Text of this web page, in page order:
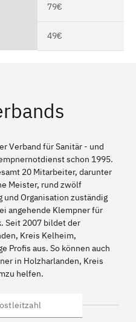
79€
49€
Verband für Sanitär - und
schon 1995.
20 Mitarbeiter, darunter
Meister, rund zwölf
und Organisation zuständig
angehende Klempner für
Seit 2007 bildet der
Kreis Kelheim,
Profis aus. So können auch
in Holzharlanden, Kreis
helfen.